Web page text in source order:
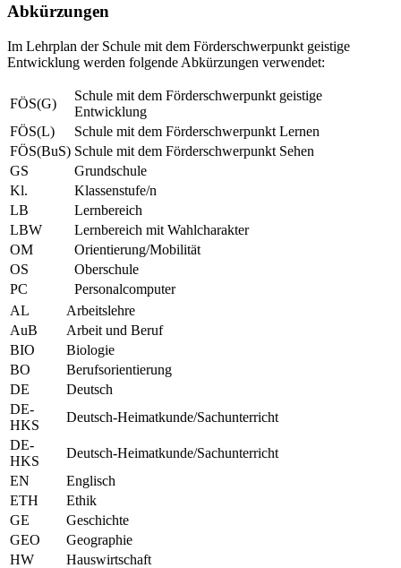
Abkürzungen
Im Lehrplan der Schule mit dem Förderschwerpunkt geistige
Entwicklung werden folgende Abkürzungen verwendet:
FÖS(G)
Schule mit dem Förderschwerpunkt geistige
Entwicklung
FÖS(L)
Schule mit dem Förderschwerpunkt Lernen
FÖS(BuS) Schule mit dem Förderschwerpunkt Sehen
GS
Grundschule
Kl.
Klassenstufe/n
LB
Lernbereich
LBW
Lernbereich mit Wahlcharakter
OM
Orientierung/Mobilität
OS
Oberschule
PC
Personalcomputer
AL
Arbeitslehre
AuB
Arbeit und Beruf
BIO
Biologie
BO
Berufsorientierung
DE
Deutsch
DE-
HKS
Deutsch-Heimatkunde/Sachunterricht
DE-
HKS
Deutsch-Heimatkunde/Sachunterricht
EN
Englisch
ETH
Ethik
GE
Geschichte
GEO
Geographie
HW
Hauswirtschaft